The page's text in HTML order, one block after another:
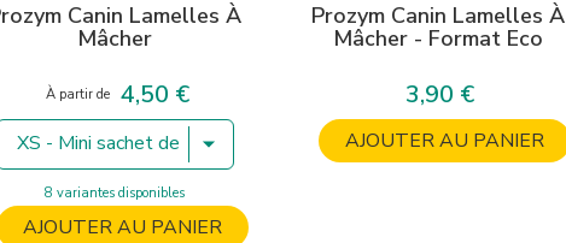
Canin Lamelles À
Mâcher
À partir de Prix
4,50 €
XS - Mini sachet de 5
8 variantes disponibles
AJOUTER AU PANIER
Prozym Canin Lamelles À
Mâcher - Format Eco
Prix
3,90 €
AJOUTER AU PANIER